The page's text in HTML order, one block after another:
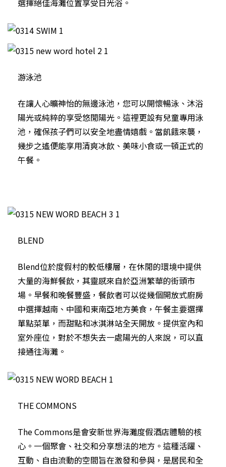
選擇絕佳海灘位置享受日光浴。
游泳池
在讓人心曠神怡的無邊泳池，您可以開懷暢泳、沐浴
陽光或純粹的享受悠閒陽光。這裡更設有兒童專用泳
池，確保孩子們可以安全地盡情嬉戲。當飢餓來襲，
幾步之遙便能享用清爽冰飲、美味小食或一頓正式的
午餐。
BLEND
Blend位於度假村的較低樓層，在休閒的環境中提供
大量的海鮮餐飲，其靈感來自於亞洲繁華的街頭市
場。早餐和晚餐豐盛，餐飲者可以從幾個開放式廚房
中選擇越南、中國和東南亞地方美食，午餐主要選擇
單點菜單，而甜點和冰淇淋站全天開放。提供室內和
室外座位，對於不想失去一處陽光的人來說，可以直
接通往海灘。
THE COMMONS
The Commons是會安新世界海灘度假酒店體驗的核
心。一個聚會、社交和分享想法的地方。這種活躍、
互動、自由流動的空間旨在激發和參與，是居民和全